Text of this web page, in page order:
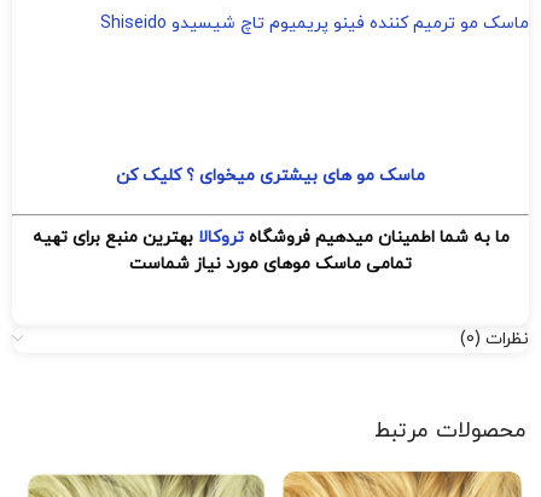
ماسک مو ترمیم کننده فینو پریمیوم تاچ شیسیدو Shiseido
ماسک مو های بیشتری میخوای ؟ کلیک کن
ما به شما اطمینان میدهیم فروشگاه تروکالا بهترین منبع برای تهیه
تمامی ماسک موهای مورد نیاز شماست
نظرات (0)
محصولات مرتبط